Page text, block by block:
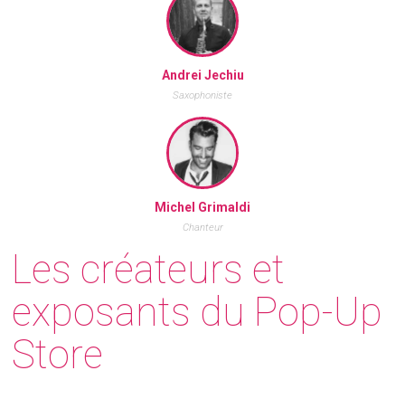
Andrei Jechiu
Saxophoniste
Michel Grimaldi
Chanteur
Les créateurs et
exposants du Pop-Up
Store